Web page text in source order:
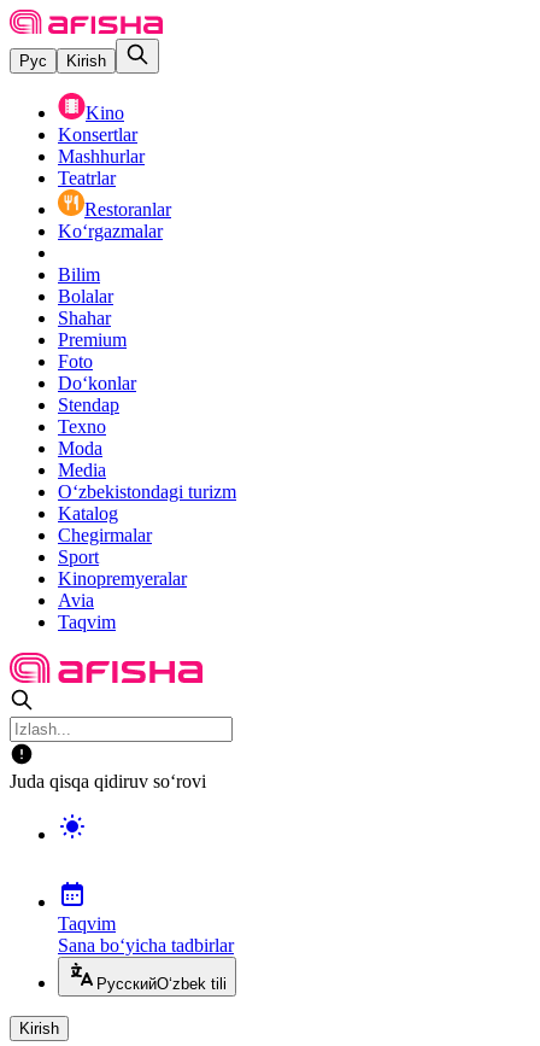
Рус Kirish
Kino
Konsertlar
Mashhurlar
Teatrlar
Restoranlar
Ko‘rgazmalar
Bilim
Bolalar
Shahar
Premium
Foto
Do‘konlar
Stendap
Texno
Moda
Media
O‘zbekistondagi turizm
Katalog
Chegirmalar
Sport
Kinopremyeralar
Avia
Taqvim
Juda qisqa qidiruv so‘rovi
Taqvim
Sana bo‘yicha tadbirlar
РусскийO‘zbek tili
Kirish